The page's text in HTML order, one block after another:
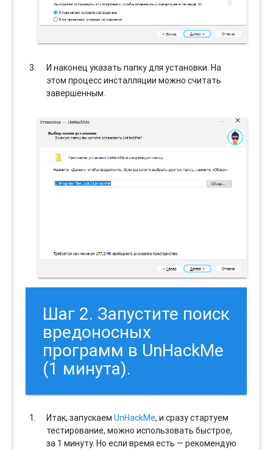
И наконец указать папку для установки. На
этом процесс инсталляции можно считать
завершенным.
Шаг 2. Запустите поиск
вредоносных
программ в UnHackMe
(1 минута).
Итак, запускаемUnHackMe, и сразу стартуем
тестирование, можно использовать быстрое,
за 1 минуту. Но если время есть — рекомендую